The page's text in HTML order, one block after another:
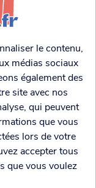
singe
le contenu,
médias sociaux
également des
site avec nos
qui peuvent
que vous
lors de votre
accepter tous
que vous voulez